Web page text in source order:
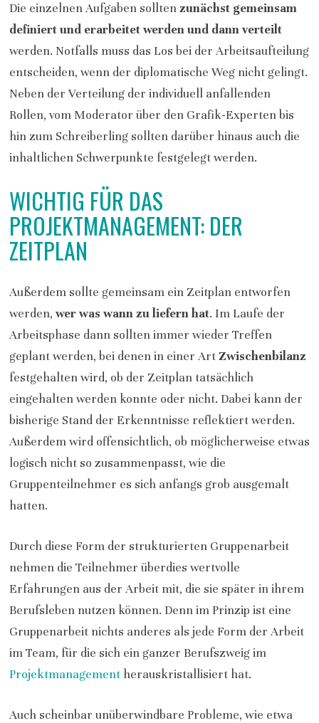
Die einzelnen Aufgaben solltenzunächst gemeinsam
definiert und erarbeitet werden und dann verteilt
werden. Notfalls muss das Los bei der Arbeitsaufteilung
entscheiden, wenn der diplomatische Weg nicht gelingt.
Neben der Verteilung der individuell anfallenden
Rollen, vom Moderator über den Grafik-Experten bis
hin zum Schreiberling sollten darüber hinaus auch die
inhaltlichen Schwerpunkte festgelegt werden.
WICHTIG FÜR DAS
PROJEKTMANAGEMENT: DER
ZEITPLAN
Außerdem sollte gemeinsam ein Zeitplan entworfen
werden,wer was wann zu liefern hat. Im Laufe der
Arbeitsphase dann sollten immer wieder Treffen
geplant werden, bei denen in einer ArtZwischenbilanz
festgehalten wird, ob der Zeitplan tatsächlich
eingehalten werden konnte oder nicht. Dabei kann der
bisherige Stand der Erkenntnisse reflektiert werden.
Außerdem wird offensichtlich, ob möglicherweise etwas
logisch nicht so zusammenpasst, wie die
Gruppenteilnehmer es sich anfangs grob ausgemalt
hatten.
Durch diese Form der strukturierten Gruppenarbeit
nehmen die Teilnehmer überdies wertvolle
Erfahrungen aus der Arbeit mit, die sie später in ihrem
Berufsleben nutzen können. Denn im Prinzip ist eine
Gruppenarbeit nichts anderes als jede Form der Arbeit
im Team, für die sich ein ganzer Berufszweig im
Projektmanagementherauskristallisiert hat.
Auch scheinbar unüberwindbare Probleme, wie etwa